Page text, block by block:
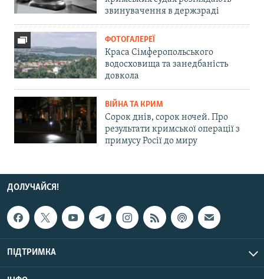
звинувачення в держзраді
ФОТОГАЛЕРЕЇ
Краса Сімферопольського
водосховища та занедбаність
довкола
ВІЙНА ТА КРИМ
Сорок днів, сорок ночей. Про
результати кримської операції з
примусу Росії до миру
ДОЛУЧАЙСЯ!
ПІДТРИМКА